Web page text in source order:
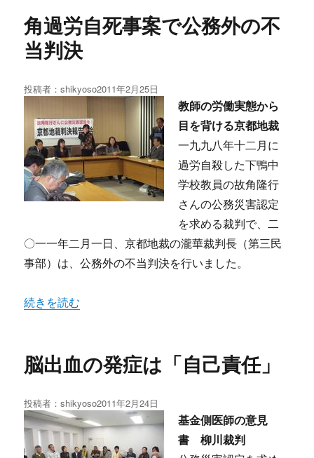
角過労自死事案で公務外の不
当判決
投稿者：shikyoso投
稿
2011年2月25日
教師の労働実態から
目を背ける京都地裁
一九九八年十二月に
過労自殺した下鴨中
学校教員の故角隆行
さんの公務災害認定
を求める裁判で、二
〇一一年二月一日、京都地裁の瀧華裁判長（第三民
事部）は、公務外の不当判決を行いました。
“角過労自死事案で公務外の不当判決” の
続きを読む
脳出血の発症は「自己責任」
投稿者：shikyoso投
日:
2011年2月24日
基金側医師の意見
書 柳川裁判